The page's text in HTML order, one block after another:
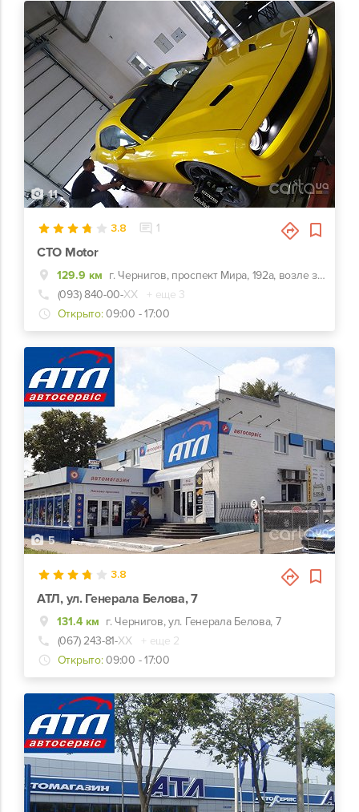
11
3.8 1
СТО Motor
129.9 км
г. Чернигов, проспект Мира, 192а, возле заправки ОККО
(093) 840-00-ХХ
+ еще 3
Открыто: 09:00 - 17:00
5
3.8
АТЛ, ул. Генерала Белова, 7
131.4 км г. Чернигов, ул. Генерала Белова, 7
(067) 243-81-ХХ
+ еще 2
Открыто: 09:00 - 17:00